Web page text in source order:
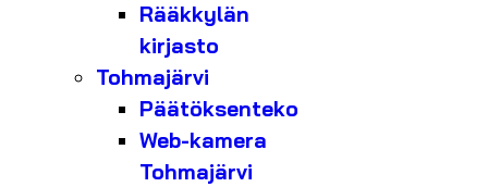
Rääkkylän
kirjasto
Tohmajärvi
Päätöksenteko
Web-kamera
Tohmajärvi